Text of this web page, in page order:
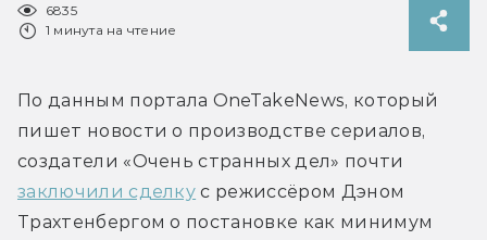
6835
1 минута на чтение
По данным портала OneTakeNews, который
пишет новости о производстве сериалов,
заключили сделку с режиссёром Дэном
Трахтенбергом о постановке как минимум